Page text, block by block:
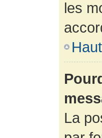
les
Haut
La